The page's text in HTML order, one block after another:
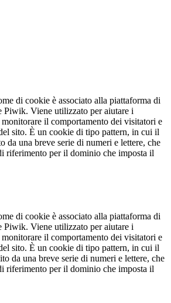
di cookie è associato alla piattaforma di
Piwik. Viene utilizzato per aiutare i
il comportamento dei visitatori e
sito. È un cookie di tipo pattern, in cui il
da una breve serie di numeri e lettere, che
riferimento per il dominio che imposta il
di cookie è associato alla piattaforma di
Piwik. Viene utilizzato per aiutare i
il comportamento dei visitatori e
sito. È un cookie di tipo pattern, in cui il
da una breve serie di numeri e lettere, che
riferimento per il dominio che imposta il